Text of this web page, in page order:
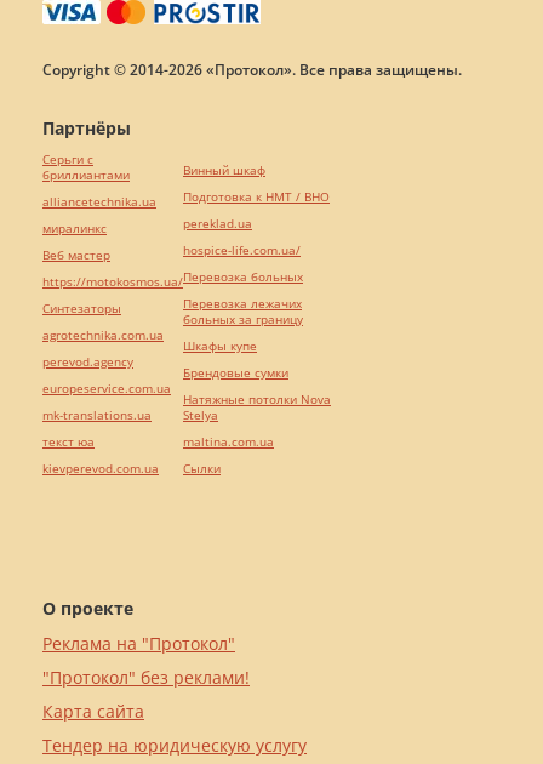
Copyright © 2014-2026 «Протокол». Все права защищены.
О проекте
Реклама на "Протокол"
"Протокол" без реклами!
Карта сайта
Тендер на юридическую услугу
Партнёры
Серьги с
бриллиантами
alliancetechnika.ua
миралинкс
Веб мастер
https://motokosmos.ua/
Синтезаторы
agrotechnika.com.ua
perevod.agency
europeservice.com.ua
mk-translations.ua
текст юа
kievperevod.com.ua
Винный шкаф
Подготовка к НМТ / ВНО
pereklad.ua
hospice-life.com.ua/
Перевозка больных
Перевозка лежачих
больных за границу
Шкафы купе
Брендовые сумки
Натяжные потолки Nova
Stelya
maltina.com.ua
Cылки